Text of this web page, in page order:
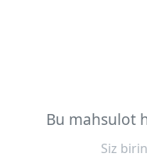
Bu mahsulot
Siz